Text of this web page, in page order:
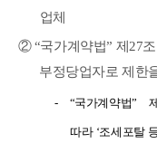
업체
②“국가계약법” 제 27
부정당업자로 제한
- “국가계약법”
따라 ‘조세포탈